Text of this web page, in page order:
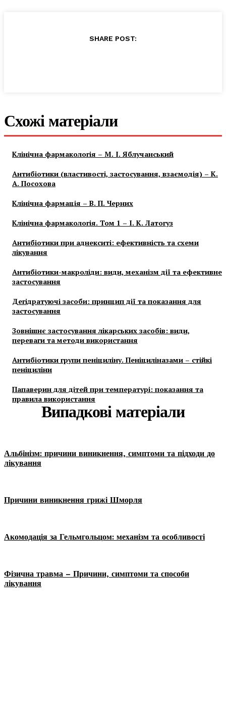
SHARE POST:
Схожі матеріали
Клінічна фармакологія – М. І. Яблучанський
Антибіотики (властивості, застосування, взаємодія) – К.
А. Посохова
Клінічна фармація – В. П. Черних
Клінічна фармакологія. Том 1 – І. К. Латогуз
Антибіотики при аднекситі: ефективність та схеми
лікування
Антибіотики-макроліди: види, механізм дії та ефективне
застосування
Дегідратуючі засоби: принцип дії та показання для
застосування
Зовнішнє застосування лікарських засобів: види,
переваги та методи використання
Антибіотики групи пеніциліну. Пеніциліназами – стійкі
пеніциліни
Папаверин для дітей при температурі: показання та
правила використання
Випадкові матеріали
Альбінізм: причини виникнення, симптоми та підходи до
лікування
Причини виникнення грижі Шморля
Акомодація за Гельмгольцом: механізм та особливості
Фізична травма – Причини, симптоми та способи
лікування